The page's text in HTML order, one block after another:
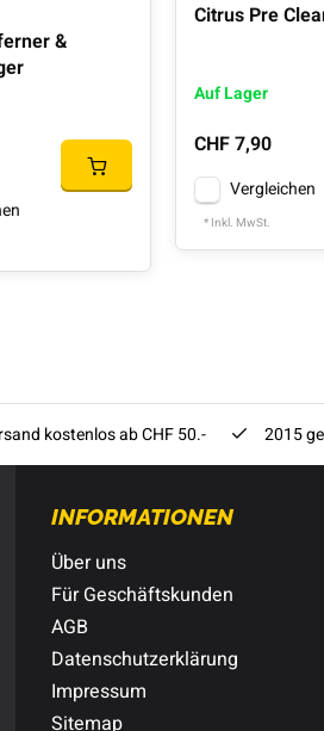
&
Citrus Pre
Auf Lager
CHF 7,90
Vergleichen
* Inkl. MwSt.
kostenlos ab CHF 50.- 2015
INFORMATIONEN
Über uns
Für Geschäftskunden
AGB
Datenschutzerklärung
Impressum
Sitemap